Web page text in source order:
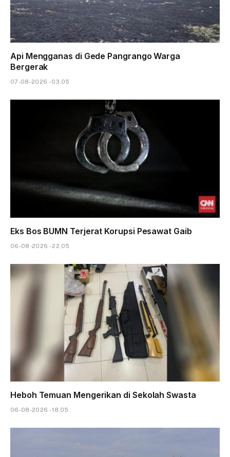
Api Mengganas di Gede Pangrango Warga
Bergerak
07-08-2026 - 03.05
Eks Bos BUMN Terjerat Korupsi Pesawat Gaib
06-08-2026 - 22.05
Heboh Temuan Mengerikan di Sekolah Swasta
06-08-2026 - 18.05